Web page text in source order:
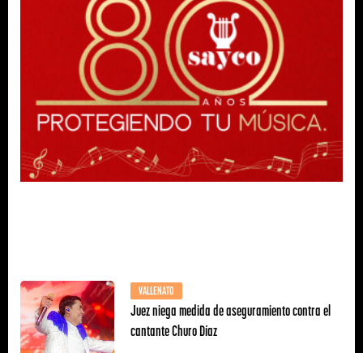
VALLENATO
Juez niega medida de aseguramiento contra el
cantante Churo Díaz